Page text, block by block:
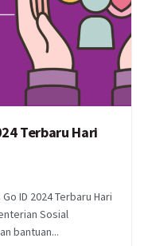
Terbaru Hari
ID 2024 Terbaru Hari
Sosial
bantuan...